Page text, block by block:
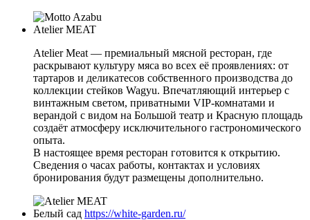
Atelier MEAT
Atelier Meat — премиальный мясной ресторан, где
раскрывают культуру мяса во всех её проявлениях: от
тартаров и деликатесов собственного производства до
коллекции стейков Wagyu. Впечатляющий интерьер с
винтажным светом, приватными VIP-комнатами и
верандой с видом на Большой театр и Красную площадь
создаёт атмосферу исключительного гастрономического
опыта.
В настоящее время ресторан готовится к открытию.
Сведения о часах работы, контактах и условиях
бронирования будут размещены дополнительно.
Белый сад https://white-garden.ru/